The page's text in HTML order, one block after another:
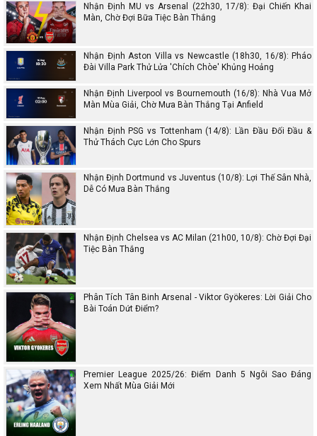
Nhận Định MU vs Arsenal (22h30, 17/8): Đại Chiến Khai
Màn, Chờ Đợi Bữa Tiệc Bàn Thắng
Nhận Định Aston Villa vs Newcastle (18h30, 16/8): Pháo
Đài Villa Park Thử Lửa 'Chích Chòe' Khủng Hoảng
Nhận Định Liverpool vs Bournemouth (16/8): Nhà Vua Mở
Màn Mùa Giải, Chờ Mưa Bàn Thắng Tại Anfield
Nhận Định PSG vs Tottenham (14/8): Lần Đầu Đối Đầu &
Thử Thách Cực Lớn Cho Spurs
Nhận Định Dortmund vs Juventus (10/8): Lợi Thế Sân Nhà,
Dễ Có Mưa Bàn Thắng
Nhận Định Chelsea vs AC Milan (21h00, 10/8): Chờ Đợi Đại
Tiệc Bàn Thắng
Phân Tích Tân Binh Arsenal - Viktor Gyökeres: Lời Giải Cho
Bài Toán Dứt Điểm?
Premier League 2025/26: Điểm Danh 5 Ngôi Sao Đáng
Xem Nhất Mùa Giải Mới